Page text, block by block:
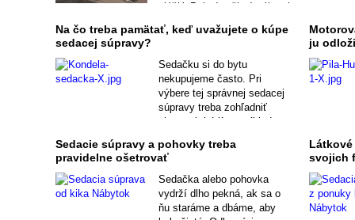
slúžiť. Pekný a čistý nábytok
interiéru. Prinášame vám
rozličných druhov.
Na čo treba pamätať, keď uvažujete o kúpe
sedacej súpravy?
Sedačku si do bytu
nekupujeme často. Pri
výbere tej správnej sedacej
súpravy treba zohľadniť
viacero kritérií, napríklad
používania či dizajn
ostatného nábytku.
ju
Sedacie súpravy a pohovky treba
pravidelne ošetrovať
Sedačka alebo pohovka
vydrží dlho pekná, ak sa o
ňu staráme a dbáme, aby
svojich